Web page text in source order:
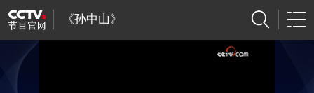
《孙中山》